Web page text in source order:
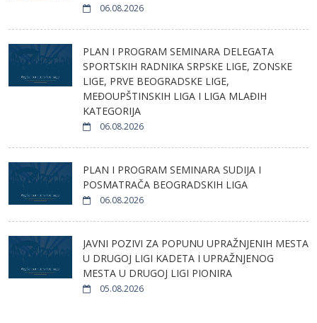
06.08.2026
PLAN I PROGRAM SEMINARA DELEGATA
SPORTSKIH RADNIKA SRPSKE LIGE, ZONSKE
LIGE, PRVE BEOGRADSKE LIGE,
MEĐOUPŠTINSKIH LIGA I LIGA MLAĐIH
KATEGORIJA
06.08.2026
PLAN I PROGRAM SEMINARA SUDIJA I
POSMATRAČA BEOGRADSKIH LIGA
06.08.2026
JAVNI POZIVI ZA POPUNU UPRAŽNJENIH MESTA
U DRUGOJ LIGI KADETA I UPRAŽNJENOG
MESTA U DRUGOJ LIGI PIONIRA
05.08.2026